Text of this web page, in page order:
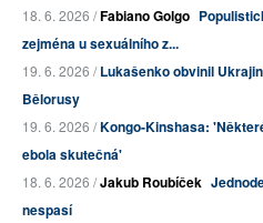
18. 6. 2026 /Fabiano Golgo
zejména u sexuálního z...
19. 6. 2026 /Lukašenko obvinil
Bělorusy
19. 6. 2026 /Kongo-Kinshasa:
ebola skutečná'
18. 6. 2026 /Jakub Roubíček
nespasí